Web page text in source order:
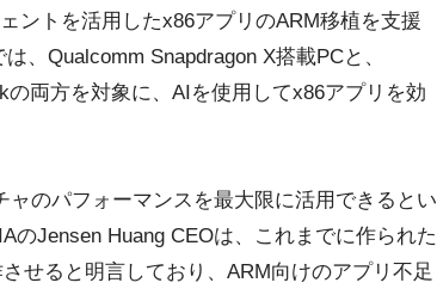
ントを活用したx86アプリのARM移植を支援
、Qualcomm Snapdragon X搭載PCと、
両方を対象に、AIを使用してx86アプリを効
のパフォーマンスを最大限に活用できるとい
のJensen Huang CEOは、これまでに作られた
せると明言しており、ARM向けのアプリ不足